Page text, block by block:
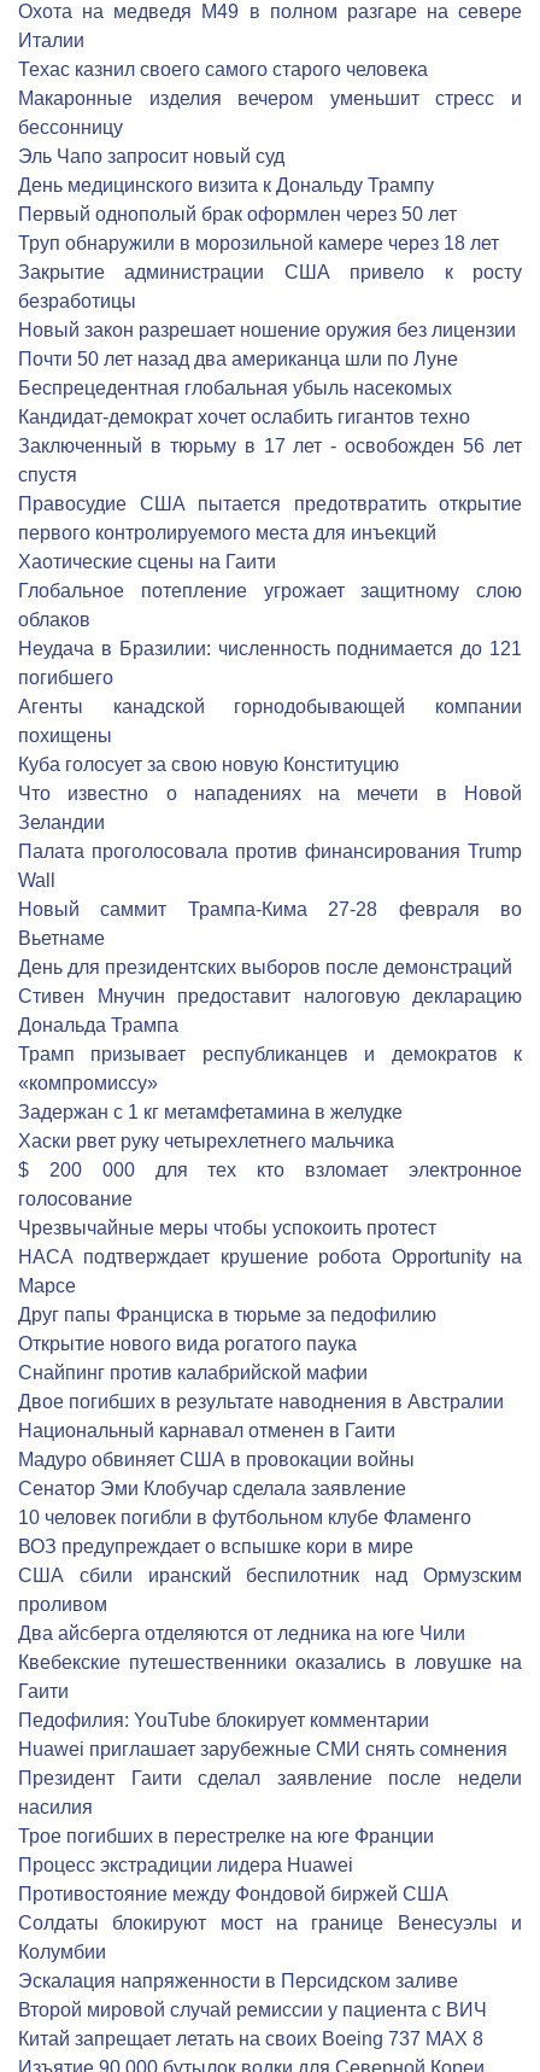
Охота на медведя М49 в полном разгаре на севере
Италии
Техас казнил своего самого старого человека
Макаронные изделия вечером уменьшит стресс и
бессонницу
Эль Чапо запросит новый суд
День медицинского визита к Дональду Трампу
Первый однополый брак оформлен через 50 лет
Труп обнаружили в морозильной камере через 18 лет
Закрытие администрации США привело к росту
безработицы
Новый закон разрешает ношение оружия без лицензии
Почти 50 лет назад два американца шли по Луне
Беспрецедентная глобальная убыль насекомых
Кандидат-демократ хочет ослабить гигантов техно
Заключенный в тюрьму в 17 лет - освобожден 56 лет
спустя
Правосудие США пытается предотвратить открытие
первого контролируемого места для инъекций
Хаотические сцены на Гаити
Глобальное потепление угрожает защитному слою
облаков
Неудача в Бразилии: численность поднимается до 121
погибшего
Агенты канадской горнодобывающей компании
похищены
Куба голосует за свою новую Конституцию
Что известно о нападениях на мечети в Новой
Зеландии
Палата проголосовала против финансирования Trump
Wall
Новый саммит Трампа-Кима 27-28 февраля во
Вьетнаме
День для президентских выборов после демонстраций
Стивен Мнучин предоставит налоговую декларацию
Дональда Трампа
Трамп призывает республиканцев и демократов к
«компромиссу»
Задержан с 1 кг метамфетамина в желудке
Хаски рвет руку четырехлетнего мальчика
$ 200 000 для тех кто взломает электронное
голосование
Чрезвычайные меры чтобы успокоить протест
НАСА подтверждает крушение робота Opportunity на
Марсе
Друг папы Франциска в тюрьме за педофилию
Открытие нового вида рогатого паука
Снайпинг против калабрийской мафии
Двое погибших в результате наводнения в Австралии
Национальный карнавал отменен в Гаити
Мадуро обвиняет США в провокации войны
Сенатор Эми Клобучар сделала заявление
10 человек погибли в футбольном клубе Фламенго
ВОЗ предупреждает о вспышке кори в мире
США сбили иранский беспилотник над Ормузским
проливом
Два айсберга отделяются от ледника на юге Чили
Квебекские путешественники оказались в ловушке на
Гаити
Педофилия: YouTube блокирует комментарии
Huawei приглашает зарубежные СМИ снять сомнения
Президент Гаити сделал заявление после недели
насилия
Трое погибших в перестрелке на юге Франции
Процесс экстрадиции лидера Huawei
Противостояние между Фондовой биржей США
Солдаты блокируют мост на границе Венесуэлы и
Колумбии
Эскалация напряженности в Персидском заливе
Второй мировой случай ремиссии у пациента с ВИЧ
Китай запрещает летать на своих Boeing 737 MAX 8
Изъятие 90 000 бутылок водки для Северной Кореи